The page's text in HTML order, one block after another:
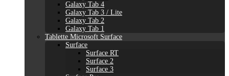
Galaxy Tab 4
Galaxy Tab 3 / Lite
Galaxy Tab 2
Galaxy Tab 1
Tablette Microsoft Surface
Surface
Surface RT
Surface 2
Surface 3